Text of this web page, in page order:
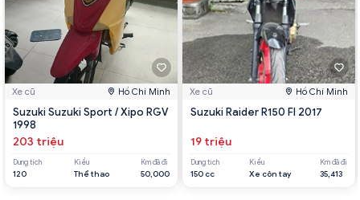
Xe cũ Hồ Chí Minh
Suzuki Suzuki Sport / Xipo RGV
1998
203 triệu
Dung tích
120
Kiểu
Thể thao
Km đã đi
50,000
Xe cũ Hồ Chí Minh
Suzuki Raider R150 FI 2017
19 triệu
Dung tích
150 cc
Kiểu
Xe côn tay
Km đã đi
35,413